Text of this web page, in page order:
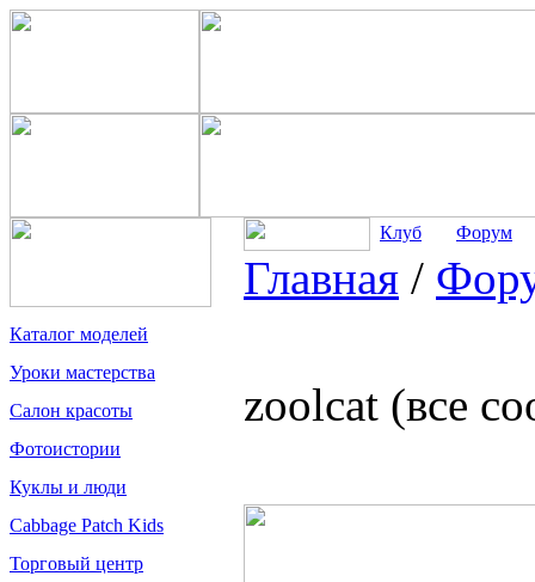
Каталог моделей
Уроки мастерства
Салон красоты
Фотоистории
Куклы и люди
Cabbage Patch Kids
Торговый центр
Клуб Форум
Главная /
zoolcat (все